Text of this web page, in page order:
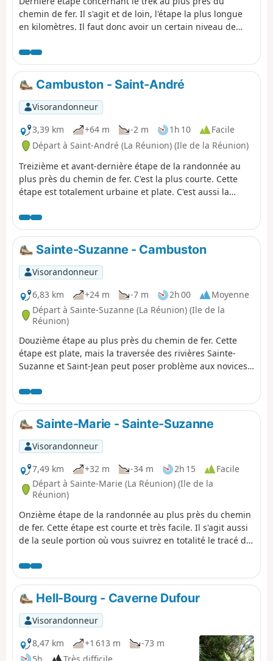
chemin de fer. Il s'agit et de loin, l'étape la plus longue
en kilomètres. Il faut donc avoir un certain niveau de
et se déroule dans la ville de Saint-André, la deuxième
partie est plus agricole. La dernière partie est de
nouveau urbaine mais c'est sur cette partie que vous
rencontrerez le plus de vestiges ferroviaires en ce qui
concerne cette étape.
Cambuston - Saint-André
Visorandonneur
3,39 km
+64 m -2 m 1h 10
Facile
Départ à Saint-André (La Réunion) (Ile de la Réunion)
Treizième et avant-dernière étape de la randonnée au
plus près du chemin de fer. C'est la plus courte. Cette
étape est totalement urbaine et plate. C'est aussi la
est accessible à tous et ne comporte aucunes difficultés.
Il est donc possible de combiner cette étape avec la
précédente. Il faudra cependant aimer les passages
dans les zones urbaines.
Sainte-Suzanne - Cambuston
Visorandonneur
6,83 km
+24 m -7 m 2h 00
Moyenne
Départ à Sainte-Suzanne (La Réunion) (Ile de la
Réunion)
Douzième étape au plus près du chemin de fer. Cette
étape est plate, mais la traversée des rivières Sainte-
Suzanne et Saint-Jean peut poser problème aux novices.
étape se déroule en trois parties. La première est
urbaine, la deuxième agricole et la troisième est de
nouveau urbaine. Les vestiges ferroviaires sont
cependant moins nombreux et à l'abandon sur cette
portion.
Sainte-Marie - Sainte-Suzanne
Visorandonneur
7,49 km
+32 m -34 m 2h 15
Facile
Départ à Sainte-Marie (La Réunion) (Ile de la
Réunion)
Onzième étape de la randonnée au plus près du chemin
de fer. Cette étape est courte et très facile. Il s'agit aussi
de la seule portion où vous suivrez en totalité le tracé du
empruntée par les sportifs qui viennent trottiner. Le
sentier longe d'assez près le littoral et offre parfois
quelques vues sympathiques sur la mer. Les vestiges
ferroviaires sont aussi nombreux sur cette portion.
Hell-Bourg - Caverne Dufour
Visorandonneur
8,47 km
+1 613 m
-73 m